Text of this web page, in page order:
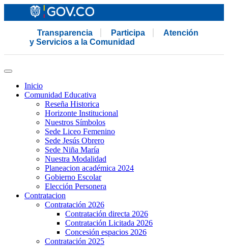
Transparencia Participa
Atención
y Servicios a la Comunidad
Inicio
Comunidad Educativa
Reseña Historica
Horizonte Institucional
Nuestros Símbolos
Sede Liceo Femenino
Sede Jesús Obrero
Sede Niña María
Nuestra Modalidad
Planeacion académica 2024
Gobierno Escolar
Elección Personera
Contratacion
Contratación 2026
Contratación directa 2026
Contratación Licitada 2026
Concesión espacios 2026
Contratación 2025